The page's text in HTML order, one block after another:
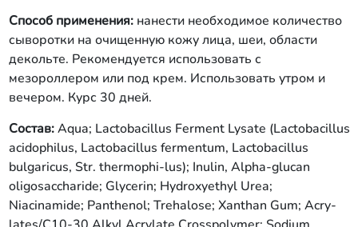
Способ применения: нанести необходимое количество
сыворотки на очищенную кожу лица, шеи, области
декольте. Рекомендуется использовать с
мезороллером или под крем. Использовать утром и
вечером. Курс 30 дней.
Состав:Aqua; Lactobacillus Ferment Lysate (Lactobacillus
acidophilus, Lactobacillus fermentum, Lactobacillus
bulgaricus, Str. thermophi-lus); Inulin, Alpha-glucan
oligosaccharide; Glycerin; Hydroxyethyl Urea;
Niacinamide; Panthenol; Trehalose; Xanthan Gum; Acry-